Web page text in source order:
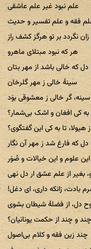
علم نبود غیر علم عاشقی
فقه و علم تفسیر و حدیث
زان نگردد بر تو هرگز کشف راز
هر که نبود مبتلای ماهرو
دل که خالی باشد از مهر بتان
سینهٔ خالی ز مهر گلرخان
سینه، گر خالی ز معشوقی بوَد
به کی افغان و اشک بی‌شمار؟
هیولا، تا به کی این گفتگوی؟
دل که فارغ شد ز مهر آن نگار
این علوم و این خیالات و صُوَر
بغیر از علم عشق ار دل نهی
بادت، زانکه داری، ای دغل!
دل، از فضلهٔ شیطان بشوی
چند و چند از حکمت یونانیان؟
چند زین فقه و کلام بی‌اصول